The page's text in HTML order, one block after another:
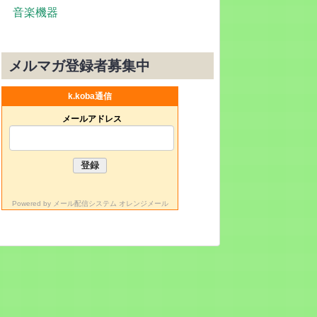
音楽機器
メルマガ登録者募集中
k.koba通信
メールアドレス
Powered by メール配信システム オレンジメール